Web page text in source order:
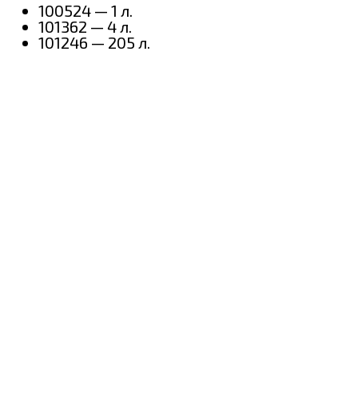
100524 — 1 л.
101362 — 4 л.
101246 — 205 л.